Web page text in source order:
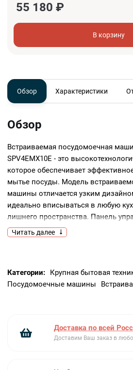
55 180 ₽
В корзину
Обзор Характеристики
Обзор
Встраиваемая посудомоечная
SPV4EMX10E - это
которое обеспечивает
мытье посуды. Модель
машины отличается узким
идеально вписываться в любую
лишнего пространства. Панель
выполненная из нержавеющей
современный и стильный вид.
стандартным двигателем и
комплектов посуды за один цикл.
режима, что позволяет выбирать
установки жесткости воды,
Читать далее
Категории:
Крупная бытовая
Посудомоечные машины
Доставка по всей
Доставим Ваш заказ в